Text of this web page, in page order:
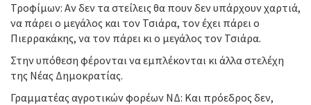
Τροφίμων: Αν δεν τα στείλεις θα πουν δεν υπάρχουν χαρτιά,
να πάρει ο μεγάλος και τον Τσιάρα, τον έχει πάρει ο
Πιερρακάκης, να τον πάρει κι ο μεγάλος τον Τσιάρα.
Στην υπόθεση φέρονται να εμπλέκονται κι άλλα στελέχη
της Νέας Δημοκρατίας.
Γραμματέας αγροτικών φορέων ΝΔ: Και πρόεδρος δεν,